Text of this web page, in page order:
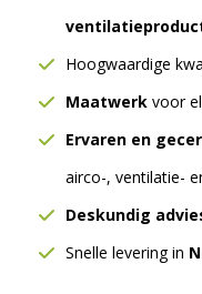
Hoogwaardige
Maatwerk voor
Ervaren en
airco-, ventilatie-
Deskundig
Snelle levering in